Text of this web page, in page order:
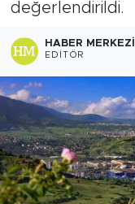
değerlendirildi.
HABER MERKEZI
EDITÖR